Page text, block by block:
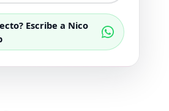
Escribe a Nico